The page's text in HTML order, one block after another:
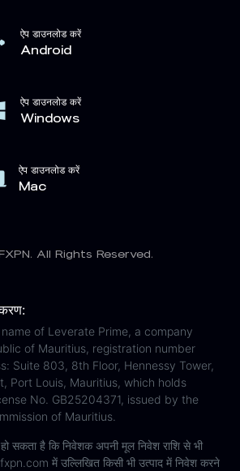
ऐप डाउनलोड करें
Android
ऐप डाउनलोड करें
Windows
ऐप डाउनलोड करें
Mac
All Rights Reserved.
of Leverate Prime, a company
of Mauritius, registration number
Suite 803, 8th Floor, Hennessy Tower,
Port Louis, Mauritius, which holds
No. GB25204371, issued by the
of Mauritius.
सकता है कि निवेशक अपनी मूल निवेश राशि से भी
में उल्लिखित किसी भी उत्पाद में निवेश करने